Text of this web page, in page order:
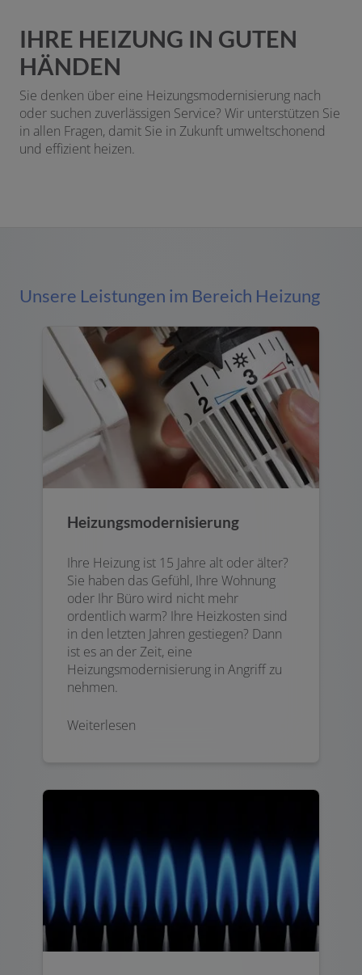
IHRE HEIZUNG IN GUTEN
HÄNDEN
Sie denken über eine Heizungsmodernisierung nach
oder suchen zuverlässigen Service? Wir unterstützen Sie
in allen Fragen, damit Sie in Zukunft umweltschonend
und effizient heizen.
Unsere Leistungen im Bereich Heizung
Heizungsmodernisierung
Ihre Heizung ist 15 Jahre alt oder älter?
Sie haben das Gefühl, Ihre Wohnung
oder Ihr Büro wird nicht mehr
ordentlich warm? Ihre Heizkosten sind
in den letzten Jahren gestiegen? Dann
ist es an der Zeit, eine
Heizungsmodernisierung in Angriff zu
nehmen.
Weiterlesen